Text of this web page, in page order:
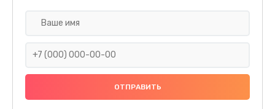
Ремонт корпуса